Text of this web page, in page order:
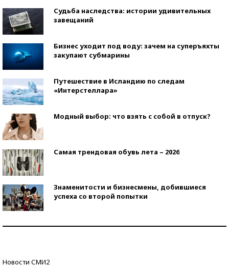
Судьба наследства: истории удивительных
завещаний
Бизнес уходит под воду: зачем на суперъяхты
закупают субмарины
Путешествие в Исландию по следам
«Интерстеллара»
Модный выбор: что взять с собой в отпуск?
Самая трендовая обувь лета – 2026
Знаменитости и бизнесмены, добившиеся
успеха со второй попытки
Новости СМИ2